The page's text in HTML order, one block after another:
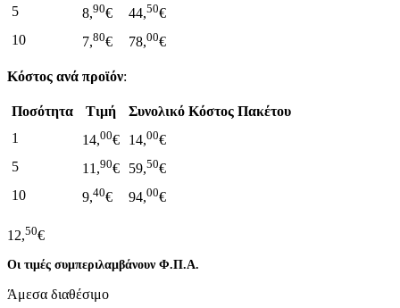
5
8,90€ 44,50€
10
7,80€ 78,00€
Κόστος ανά προϊόν:
Ποσότητα Τιμή
Συνολικό Κόστος Πακέτου
1
14,00€ 14,00€
5
11,90€ 59,50€
10
9,40€ 94,00€
12,50€
Οι τιμές συμπεριλαμβάνουν Φ.Π.Α.
Άμεσα διαθέσιμο